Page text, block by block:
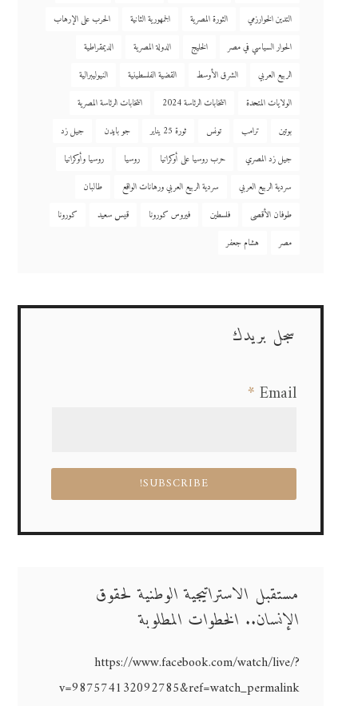
التدين الخوارزمي
الثورة المصرية الجمهورية الثانية
الحرب على الإرهاب
الحوار السياسي في مصر
الخليج الدولة المصرية
الديمقراطية
الربيع العربي
الشرق الأوسط القضية الفلسطينية
النيوليبرالية
الولايات المتحدة
انتخابات الرئاسة 2024
انتخابات الرئاسة المصرية
بوتين
ترامب تونس ثورة 25 يناير جو بايدن
جيل زد
جيل زد المصري
حرب روسيا على أوكرانيا روسيا
روسيا وأوكرانيا
سردية الربيع العربي
سردية الربيع العربي ورهانات الواقع
طالبان
طوفان الأقصى
فلسطين فيروس كورونا قيس سعيد
كورونا
مصر
هشام جعفر
سجل بريدك
Email
*
مستقبل الاستراتيجية الوطنية لحقوق
الإنسان.. الخطوات المطلوبة
https://www.facebook.com/watch/live/?
v=987574132092785&ref=watch_permalink